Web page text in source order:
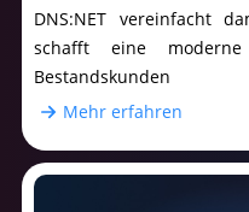
DNS:NET vereinfacht
schafft eine
Bestandskunden
Mehr erfahren